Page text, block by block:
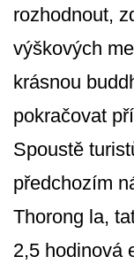
rozhodnout,
výškových
krásnou
pokračovat
Spoustě
předchozím
Thorong la,
2,5 hodinová